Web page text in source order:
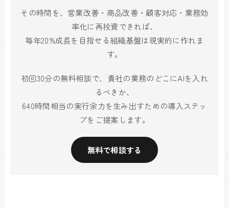
その時間を、営業改善・商品改善・顧客対応・業務効
率化に再投資できれば、
毎年20%成長を目指せる組織基盤は現実的に作れま
す。
初回30分の無料相談で、貴社の業務のどこにAIを入れ
るべきか、
640時間相当の実行余力を生み出すための導入ステッ
プをご提案します。
無料で相談する